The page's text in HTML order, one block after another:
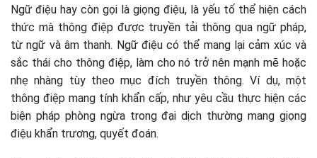
Ngữ điệu hay còn gọi là giọng điệu, là yếu tố thể hiện cách
thức mà thông điệp được truyền tải thông qua ngữ pháp,
từ ngữ và âm thanh. Ngữ điệu có thể mang lại cảm xúc và
sắc thái cho thông điệp, làm cho nó trở nên mạnh mẽ hoặc
nhẹ nhàng tùy theo mục đích truyền thông. Ví dụ, một
thông điệp mang tính khẩn cấp, như yêu cầu thực hiện các
biện pháp phòng ngừa trong đại dịch thường mang giọng
điệu khẩn trương, quyết đoán.